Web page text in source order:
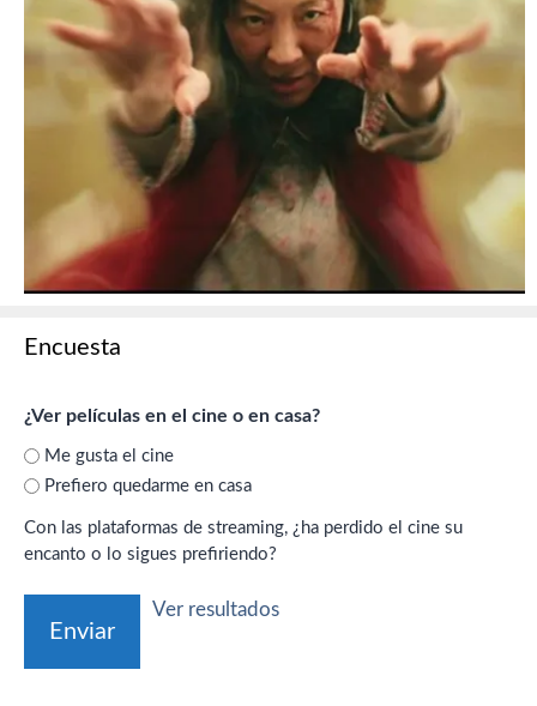
Encuesta
¿Ver películas en el cine o en casa?
Me gusta el cine
Prefiero quedarme en casa
Con las plataformas de streaming, ¿ha perdido el cine su
encanto o lo sigues prefiriendo?
Ver resultados